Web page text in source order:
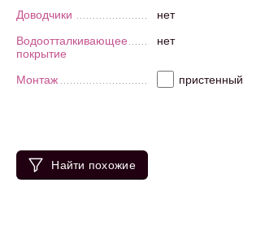
Доводчики
нет
Водоотталкивающее
покрытие
нет
Монтаж пристенный
Найти похожие